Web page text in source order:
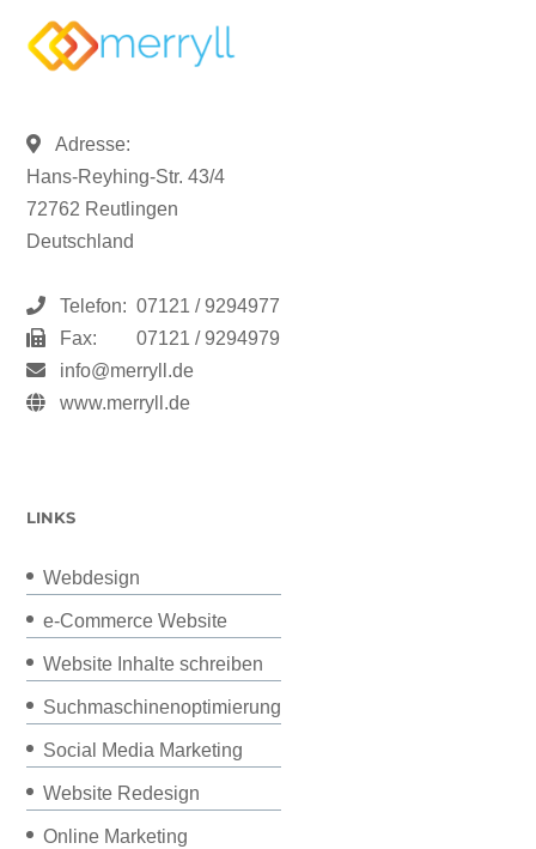
Adresse:
Hans-Reyhing-Str. 43/4
72762 Reutlingen
Deutschland
Telefon: 07121 / 9294977
Fax:
07121 / 9294979
info@merryll.de
www.merryll.de
LINKS
Webdesign
e-Commerce Website
Website Inhalte schreiben
Suchmaschinenoptimierung
Social Media Marketing
Website Redesign
Online Marketing